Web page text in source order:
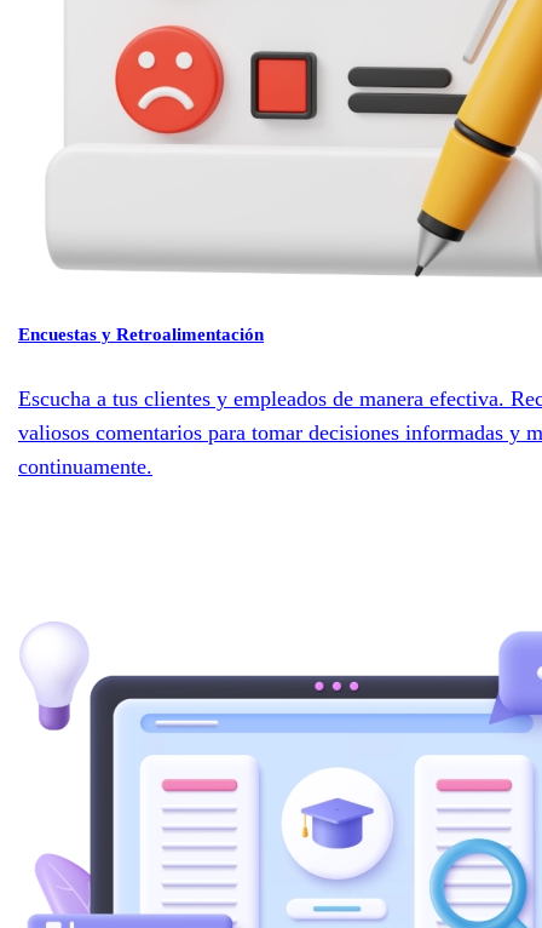
Encuestas y Retroalimentación
Escucha a tus clientes y empleados de manera efectiva.
valiosos comentarios para tomar decisiones informadas y
continuamente.